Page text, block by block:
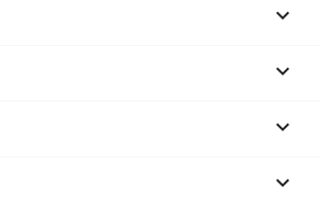



keyboard_arrow_down